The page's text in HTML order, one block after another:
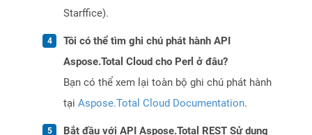
Starffice).
Tôi có thể tìm ghi chú phát hành API
Aspose.Total Cloud cho Perl ở đâu?
Bạn có thể xem lại toàn bộ ghi chú phát hành
tại Aspose.Total Cloud Documentation.
Bắt đầu với API Aspose.Total REST Sử dụng